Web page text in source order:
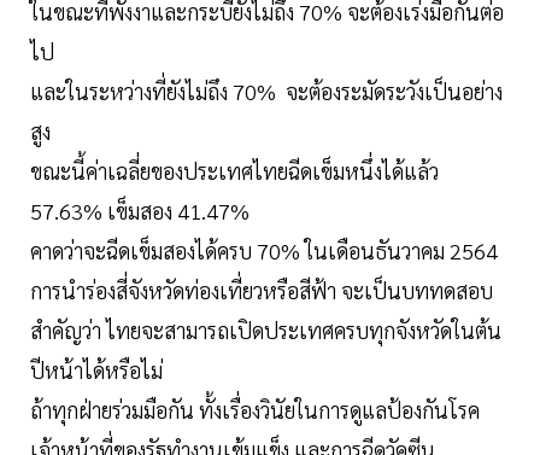
ในขณะที่พังงาและกระบี่ยังไม่ถึง 70% จะต้องเร่งมือกันต่อ
ไป
และในระหว่างที่ยังไม่ถึง 70% จะต้องระมัดระวังเป็นอย่าง
สูง
ขณะนี้ค่าเฉลี่ยของประเทศไทยฉีดเข็มหนึ่งได้แล้ว
57.63% เข็มสอง 41.47%
คาดว่าจะฉีดเข็มสองได้ครบ 70% ในเดือนธันวาคม 2564
การนำร่องสี่จังหวัดท่องเที่ยวหรือสีฟ้า จะเป็นบททดสอบ
สำคัญว่า ไทยจะสามารถเปิดประเทศครบทุกจังหวัดในต้น
ปีหน้าได้หรือไม่
ถ้าทุกฝ่ายร่วมมือกัน ทั้งเรื่องวินัยในการดูแลป้องกันโรค